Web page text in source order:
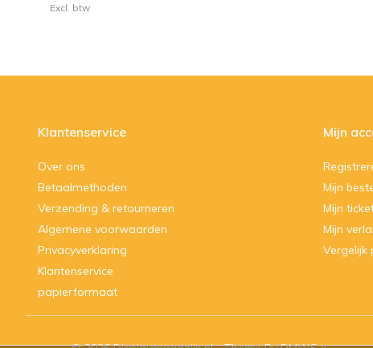
Excl. btw
Klantenservice
Over ons
Betaalmethoden
Verzending & retourneren
Algemene voorwaarden
Privacyverklaring
Klantenservice
papierformaat
Mijn
Mijn
Mijn
Mijn
Vergelijk